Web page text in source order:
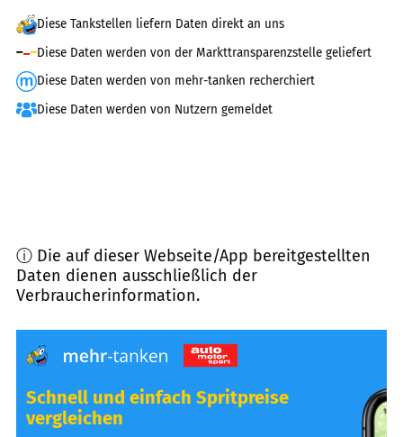
Diese Tankstellen liefern Daten direkt an uns
Diese Daten werden von der Markttransparenzstelle geliefert
Diese Daten werden von mehr-tanken recherchiert
Diese Daten werden von Nutzern gemeldet
ⓘ Die auf dieser Webseite/App bereitgestellten
Daten dienen ausschließlich der
Verbraucherinformation.
Schnell und einfach Spritpreise
vergleichen